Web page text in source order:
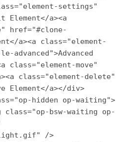
settings"
Element</a><a
href="#clone-
a><a class="element-
advanced">Advanced
class="element-move"
class="element-delete"
Element</a></div>
/>